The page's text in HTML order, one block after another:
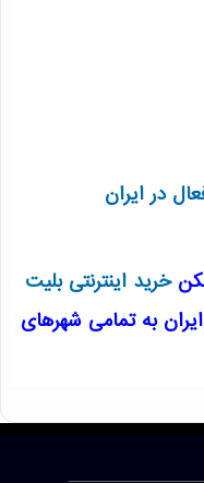
در ایران
خرید اینترنتی بلیت
به تمامی شهرهای